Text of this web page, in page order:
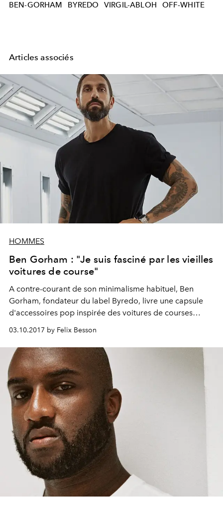
BEN-GORHAM BYREDO VIRGIL-ABLOH OFF-WHITE
Articles associés
HOMMES
Ben Gorham : "Je suis fasciné par les vieilles
voitures de course"
A contre-courant de son minimalisme habituel, Ben
Gorham, fondateur du label Byredo, livre une capsule
d'accessoires pop inspirée des voitures de courses
vintage 100% made in Texas. L'occasion de parler
vieilles bagnoles, car racing et sac à main avec le
nouveau gourou du cool.
03.10.2017 by Felix Besson